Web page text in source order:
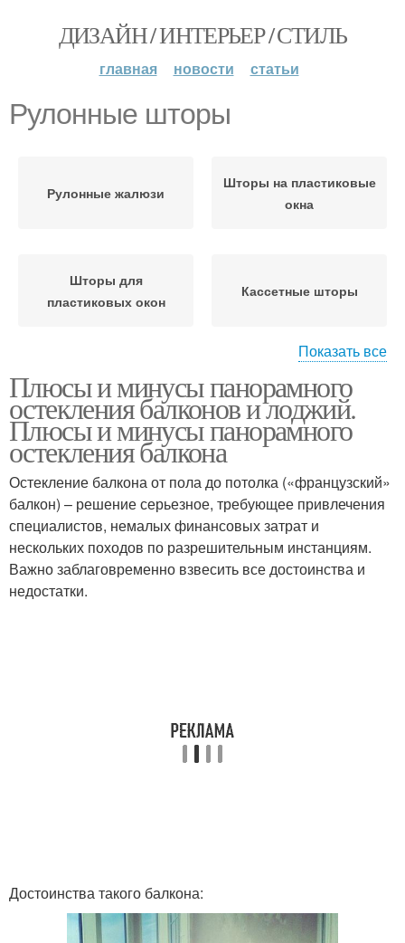
ДИЗАЙН / ИНТЕРЬЕР / СТИЛЬ
главная новости статьи
Рулонные шторы
Рулонные жалюзи
Шторы на пластиковые
окна
Шторы для
пластиковых окон
Кассетные шторы
Шторы с пружиной
комнаты
Шторы в детскую
комнату
Шторы в комнату
Римские шторы
электроприводом
Показать все
Плюсы и минусы панорамного
остекления балконов и лоджий.
Плюсы и минусы панорамного
остекления балкона
Остекление балкона от пола до потолка («французский»
балкон) – решение серьезное, требующее привлечения
специалистов, немалых финансовых затрат и
нескольких походов по разрешительным инстанциям.
Важно заблаговременно взвесить все достоинства и
недостатки.
Достоинства такого балкона: